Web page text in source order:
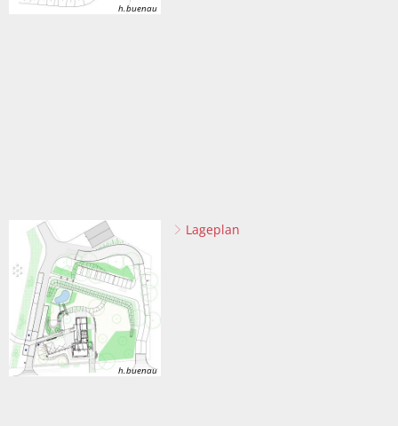
h.buenau
h.buenau
Lageplan